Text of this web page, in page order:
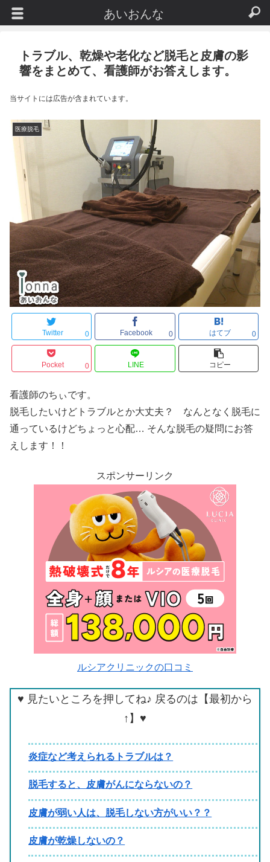
トラブル、乾燥や老化など脱毛と皮膚の影
響をまとめて、看護師がお答えします。
当サイトには広告が含まれています。
医療脱毛
Twitter 0 Facebook 0 はてブ 0
Pocket 0 LINE コピー
看護師のちぃです。
脱毛したいけどトラブルとか大丈夫？ なんとなく脱毛に
通っているけどちょっと心配… そんな脱毛の疑問にお答
えします！！
スポンサーリンク
ルシアクリニックの口コミ
♥ 見たいところを押してね♪ 戻るのは【最初から
↑】♥
炎症など考えられるトラブルは？
脱毛すると、皮膚がんにならないの？
皮膚が弱い人は、脱毛しない方がいい？？
皮膚が乾燥しないの？
あいおんな